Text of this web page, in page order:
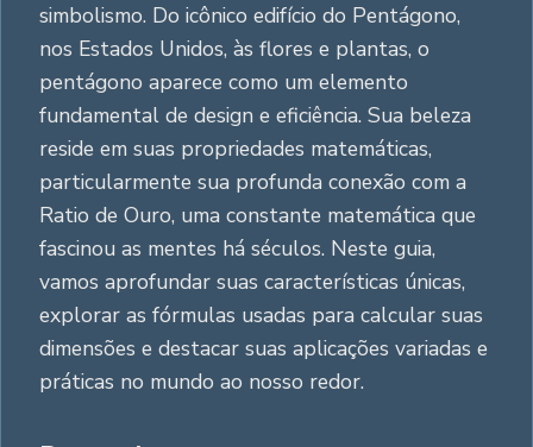
simbolismo. Do icônico edifício do Pentágono,
nos Estados Unidos, às flores e plantas, o
pentágono aparece como um elemento
fundamental de design e eficiência. Sua beleza
reside em suas propriedades matemáticas,
particularmente sua profunda conexão com a
Ratio de Ouro, uma constante matemática que
fascinou as mentes há séculos. Neste guia,
vamos aprofundar suas características únicas,
explorar as fórmulas usadas para calcular suas
dimensões e destacar suas aplicações variadas e
práticas no mundo ao nosso redor.